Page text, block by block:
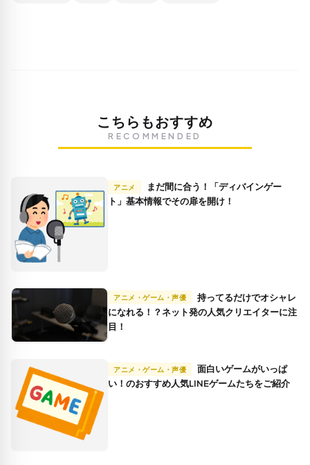
こちらもおすすめ
RECOMMENDED
アニメ
ト」基本情報でその扉を開け！
アニメ・ゲーム・声優
になれる！？ネット発の人気クリエイターに注
目！
アニメ・ゲーム・声優
い！のおすすめ人気LINEゲームたちをご紹介